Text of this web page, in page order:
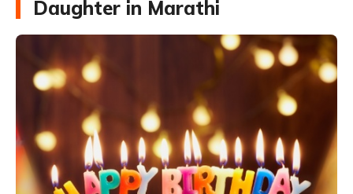
Daughter in Marathi